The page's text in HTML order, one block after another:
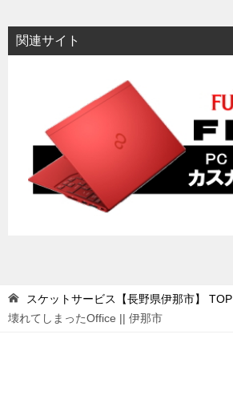
関連サイト
スケットサービス【長野県伊那市】 TOP
壊れてしまったOffice || 伊那市